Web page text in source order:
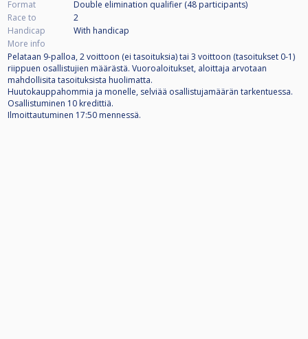
Format
Double elimination qualifier (48 participants)
Race to
2
Handicap
With handicap
More info
Pelataan 9-palloa, 2 voittoon (ei tasoituksia) tai 3 voittoon (tasoitukset 0-1)
riippuen osallistujien määrästä. Vuoroaloitukset, aloittaja arvotaan
mahdollisita tasoituksista huolimatta.
Huutokauppahommia ja monelle, selviää osallistujamäärän tarkentuessa.
Osallistuminen 10 kredittiä.
Ilmoittautuminen 17:50 mennessä.